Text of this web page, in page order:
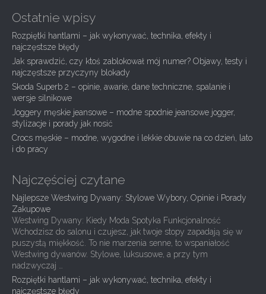
n
a
v
i
g
a
t
i
o
Ostatnie wpisy
Rozpiętki hantlami – jak wykonywać, technika, efekty i
najczęstsze błędy
Jak sprawdzić, czy ktoś zablokował mój numer? Objawy, testy i
najczęstsze przyczyny blokady
Skoda Superb 2 – opinie, awarie, dane techniczne, spalanie i
wersje silnikowe
Joggery męskie jeansowe – modne spodnie jeansowe jogger,
stylizacje i porady jak nosić
Crocs męskie – modne, wygodne i lekkie obuwie na co dzień, lato
i do pracy
Najczęściej czytane
Najlepsze Westwing Dywany: Stylowe Wybory, Opinie i Porady
Zakupowe
Westwing Dywany: Kiedy Moda Spotyka Funkcjonalność
Wchodzisz do salonu i czujesz, jak twoje stopy zapadają się w
puszystą miękkość. To nie marzenia senne, to wspaniałość
Westwing dywanów. Stylowe, luksusowe, a przy tym
nadzwyczaj …
Rozpiętki hantlami – jak wykonywać, technika, efekty i
najczęstsze błędy